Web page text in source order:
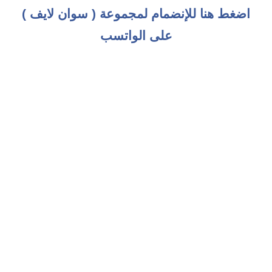
اضغط هنا للإنضمام لمجموعة ( سوان لايف )
على الواتسب